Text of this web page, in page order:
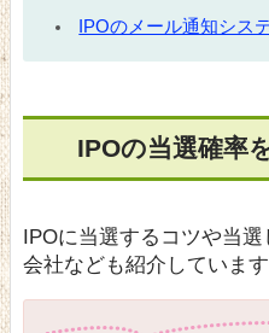
IPOのメール通知シス
IPOの当選確率
IPOに当選するコツや当
会社なども紹介しています